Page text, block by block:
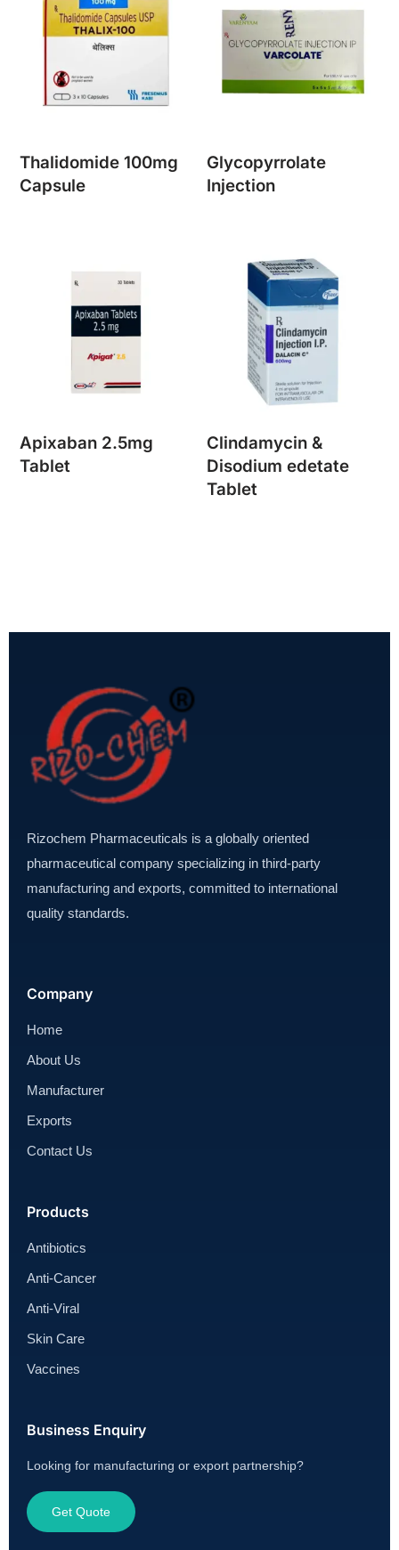
Thalidomide 100mg
Capsule
Glycopyrrolate
Injection
Apixaban 2.5mg
Tablet
Clindamycin &
Disodium edetate
Tablet
Rizochem Pharmaceuticals is a globally oriented
pharmaceutical company specializing in third-party
manufacturing and exports, committed to international
quality standards.
Company
Home
About Us
Manufacturer
Exports
Contact Us
Products
Antibiotics
Anti-Cancer
Anti-Viral
Skin Care
Vaccines
Business Enquiry
Looking for manufacturing or export partnership?
Get Quote